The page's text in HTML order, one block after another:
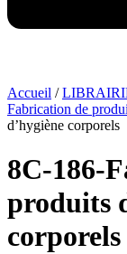
Accueil /
Fabrication de
d’hygiène corporels
8C-186-
produits
corporels